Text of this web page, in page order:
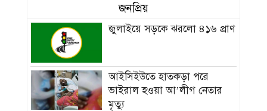
জনপ্রিয়
জুলাইয়ে সড়কে ঝরলো ৪১৬ প্রাণ
আইসিইউতে হাতকড়া পরে
ভাইরাল হওয়া আ’লীগ নেতার
মৃত্যু